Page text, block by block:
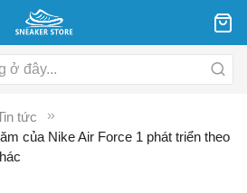
tức
của Nike Air Force 1 phát triển theo